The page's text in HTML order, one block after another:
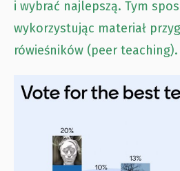
i wybrać najlepszą. Tym
wykorzystując materiał
rówieśników (peer teaching).